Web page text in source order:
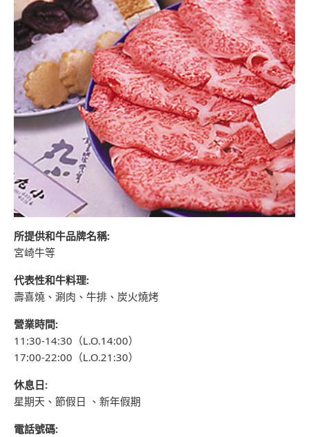
所提供和牛品牌名稱:
宮崎牛等
代表性和牛料理:
壽喜燒、涮肉、牛排、炭火燒烤
營業時間:
11:30-14:30（L.O.14:00）
17:00-22:00（L.O.21:30）
休息日:
星期天、節假日 、新年假期
電話號碼: